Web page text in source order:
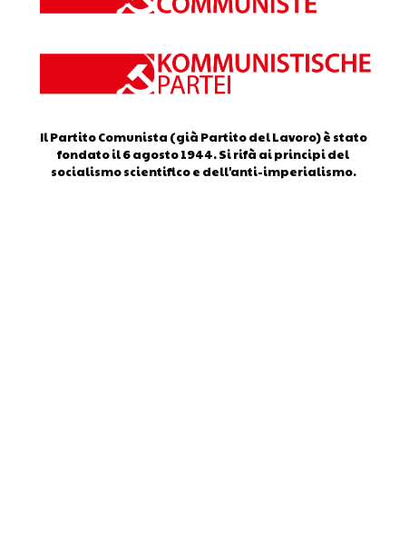
Il Partito Comunista (già Partito del Lavoro) è stato
fondato il 6 agosto 1944. Si rifà ai principi del
socialismo scientifico e dell'anti-imperialismo.